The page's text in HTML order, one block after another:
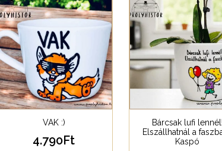
VAK :)
4.790Ft
Bárcsak lufi lennél!
Elszállhatnál a
Kaspó